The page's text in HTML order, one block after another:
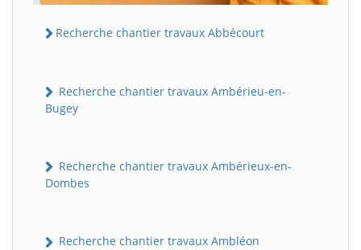
Recherche chantier travaux Abbécourt
Recherche chantier travaux Ambérieu-en-
Bugey
Recherche chantier travaux Ambérieux-en-
Dombes
Recherche chantier travaux Ambléon